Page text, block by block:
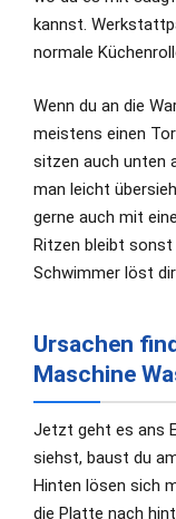
kannst.
normale
Wenn du an die
meistens einen
sitzen auch unten
man leicht
gerne auch mit
Ritzen bleibt
Schwimmer löst
Ursachen
Maschine
Jetzt geht es ans
siehst, baust du
Hinten lösen sich
die Platte nach